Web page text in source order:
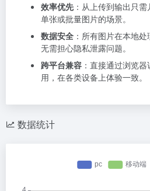
效率优先 ：从上传到输出只
单张或批量图片的场景。
数据安全 ：所有图片在本地
无需担心隐私泄露问题。
跨平台兼容 ：直接通过浏览
用，在各类设备上体验一致。
数据统计